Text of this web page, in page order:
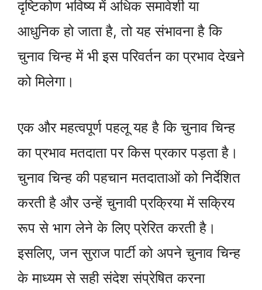
दृष्टिकोण भविष्य में अधिक समावेशी या
आधुनिक हो जाता है, तो यह संभावना है कि
चुनाव चिन्ह में भी इस परिवर्तन का प्रभाव देखने
को मिलेगा।
एक और महत्वपूर्ण पहलू यह है कि चुनाव चिन्ह
का प्रभाव मतदाता पर किस प्रकार पड़ता है।
चुनाव चिन्ह की पहचान मतदाताओं को निर्देशित
करती है और उन्हें चुनावी प्रक्रिया में सक्रिय
रूप से भाग लेने के लिए प्रेरित करती है।
इसलिए, जन सुराज पार्टी को अपने चुनाव चिन्ह
के माध्यम से सही संदेश संप्रेषित करना